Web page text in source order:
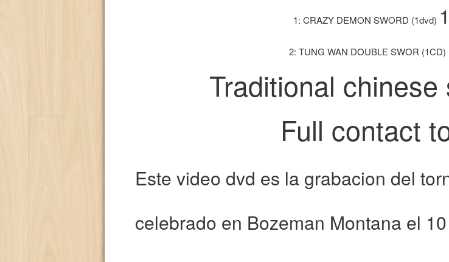
1: CRAZY DEMON SWORD (1dvd)
2: TUNG WAN DOUBLE SWOR (1CD)
Traditional
Full contact
Este video dvd es la grabacion del
celebrado en Bozeman Montana el